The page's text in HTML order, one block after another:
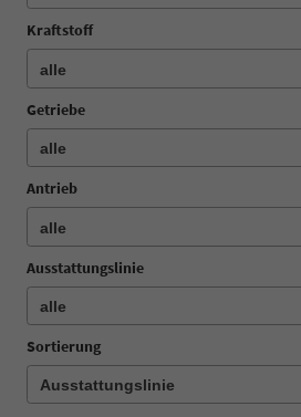
Kraftstoff
Getriebe
Antrieb
Ausstattungslinie
Sortierung